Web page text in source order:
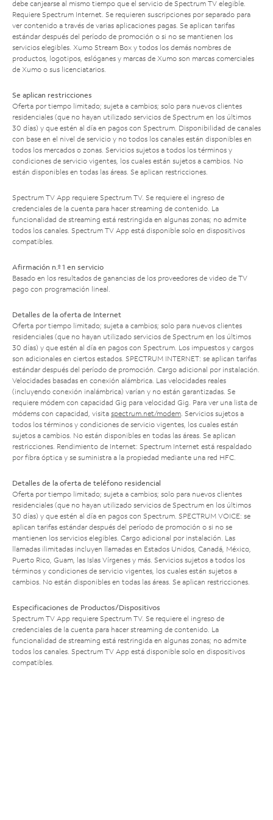
debe canjearse al mismo tiempo que el servicio de Spectrum TV elegible.
Requiere Spectrum Internet. Se requieren suscripciones por separado para
ver contenido a través de varias aplicaciones pagas. Se aplican tarifas
estándar después del período de promoción o si no se mantienen los
servicios elegibles. Xumo Stream Box y todos los demás nombres de
productos, logotipos, eslóganes y marcas de Xumo son marcas comerciales
de Xumo o sus licenciatarios.
Se aplican restricciones
Oferta por tiempo limitado; sujeta a cambios; solo para nuevos clientes
residenciales (que no hayan utilizado servicios de Spectrum en los últimos
30 días) y que estén al día en pagos con Spectrum. Disponibilidad de canales
con base en el nivel de servicio y no todos los canales están disponibles en
todos los mercados o zonas. Servicios sujetos a todos los términos y
condiciones de servicio vigentes, los cuales están sujetos a cambios. No
están disponibles en todas las áreas. Se aplican restricciones.
Spectrum TV App requiere Spectrum TV. Se requiere el ingreso de
credenciales de la cuenta para hacer streaming de contenido. La
funcionalidad de streaming está restringida en algunas zonas; no admite
todos los canales. Spectrum TV App está disponible solo en dispositivos
compatibles.
Afirmación n.º 1 en servicio
Basado en los resultados de ganancias de los proveedores de video de TV
pago con programación lineal.
Detalles de la oferta de Internet
Oferta por tiempo limitado; sujeta a cambios; solo para nuevos clientes
residenciales (que no hayan utilizado servicios de Spectrum en los últimos
30 días) y que estén al día en pagos con Spectrum. Los impuestos y cargos
son adicionales en ciertos estados. SPECTRUM INTERNET: se aplican tarifas
estándar después del período de promoción. Cargo adicional por instalación.
Velocidades basadas en conexión alámbrica. Las velocidades reales
(incluyendo conexión inalámbrica) varían y no están garantizadas. Se
requiere módem con capacidad Gig para velocidad Gig. Para ver una lista de
módems con capacidad, visita spectrum.net/modem. Servicios sujetos a
todos los términos y condiciones de servicio vigentes, los cuales están
sujetos a cambios. No están disponibles en todas las áreas. Se aplican
restricciones. Rendimiento de Internet: Spectrum Internet está respaldado
por fibra óptica y se suministra a la propiedad mediante una red HFC.
Detalles de la oferta de teléfono residencial
Oferta por tiempo limitado; sujeta a cambios; solo para nuevos clientes
residenciales (que no hayan utilizado servicios de Spectrum en los últimos
30 días) y que estén al día en pagos con Spectrum. SPECTRUM VOICE: se
aplican tarifas estándar después del período de promoción o si no se
mantienen los servicios elegibles. Cargo adicional por instalación. Las
llamadas ilimitadas incluyen llamadas en Estados Unidos, Canadá, México,
Puerto Rico, Guam, las Islas Vírgenes y más. Servicios sujetos a todos los
términos y condiciones de servicio vigentes, los cuales están sujetos a
cambios. No están disponibles en todas las áreas. Se aplican restricciones.
Especificaciones de Productos/Dispositivos
Spectrum TV App requiere Spectrum TV. Se requiere el ingreso de
credenciales de la cuenta para hacer streaming de contenido. La
funcionalidad de streaming está restringida en algunas zonas; no admite
todos los canales. Spectrum TV App está disponible solo en dispositivos
compatibles.